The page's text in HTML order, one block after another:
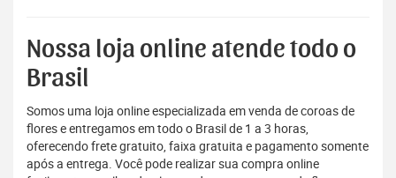
Nossa loja online atende todo o
Brasil
Somos uma loja online especializada em venda de coroas de
flores e entregamos em todo o Brasil de 1 a 3 horas,
oferecendo frete gratuito, faixa gratuita e pagamento somente
após a entrega. Você pode realizar sua compra online